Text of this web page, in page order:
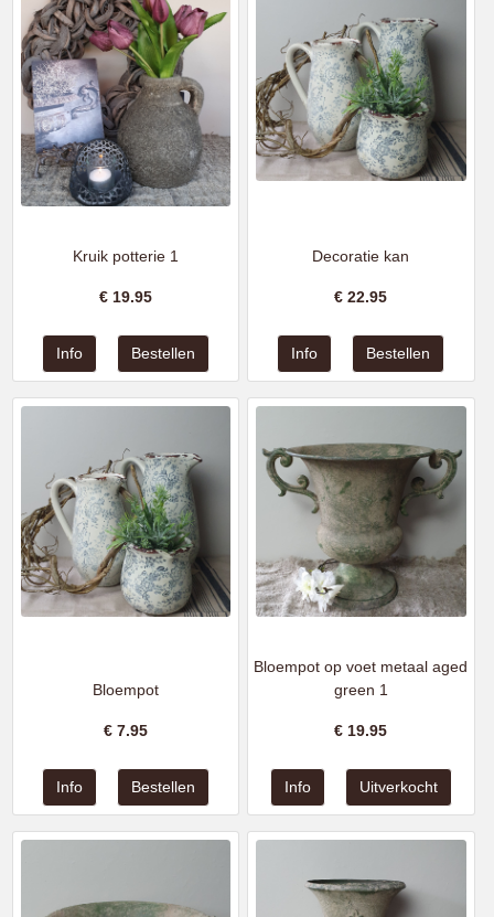
Kruik potterie 1
€ 19.95
Decoratie kan
€22.95
Bloempot
€ 7.95
Bloempot op voet metaal aged
green 1
€ 19.95